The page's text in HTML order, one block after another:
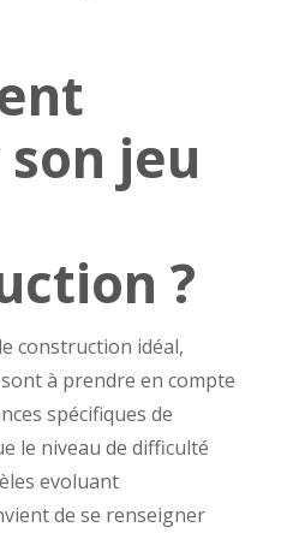
jeu
?
construction idéal,
à prendre en compte
spécifiques de
le niveau de difficulté
evoluant
de se renseigner